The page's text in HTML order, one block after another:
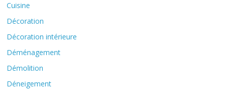
Cuisine
Décoration
Décoration intérieure
Déménagement
Démolition
Déneigement